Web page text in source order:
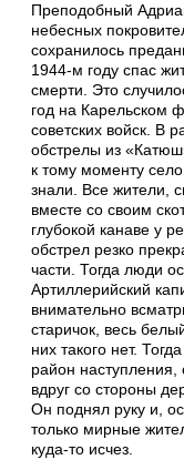
Преподобный
небесных
сохранилось
1944-м году спас
смерти. Это
год на Карельском
советских войск. В
обстрелы из
к тому моменту
знали. Все жители,
вместе со своим
глубокой канаве у
обстрел резко
части. Тогда люди
Артиллерийский
внимательно
старичок, весь
них такого нет.
район
вдруг со стороны
Он поднял руку и,
только мирные
куда-то исчез.